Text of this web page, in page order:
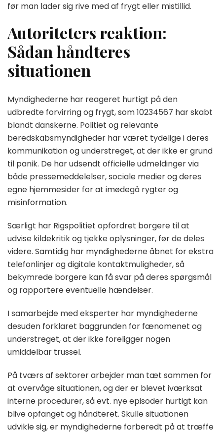
før man lader sig rive med af frygt eller mistillid.
Autoriteters reaktion:
Sådan håndteres
situationen
Myndighederne har reageret hurtigt på den
udbredte forvirring og frygt, som 10234567 har skabt
blandt danskerne. Politiet og relevante
beredskabsmyndigheder har været tydelige i deres
kommunikation og understreget, at der ikke er grund
til panik. De har udsendt officielle udmeldinger via
både pressemeddelelser, sociale medier og deres
egne hjemmesider for at imødegå rygter og
misinformation.
Særligt har Rigspolitiet opfordret borgere til at
udvise kildekritik og tjekke oplysninger, før de deles
videre. Samtidig har myndighederne åbnet for ekstra
telefonlinjer og digitale kontaktmuligheder, så
bekymrede borgere kan få svar på deres spørgsmål
og rapportere eventuelle hændelser.
I samarbejde med eksperter har myndighederne
desuden forklaret baggrunden for fænomenet og
understreget, at der ikke foreligger nogen
umiddelbar trussel.
På tværs af sektorer arbejder man tæt sammen for
at overvåge situationen, og der er blevet iværksat
interne procedurer, så evt. nye episoder hurtigt kan
blive opfanget og håndteret. Skulle situationen
udvikle sig, er myndighederne forberedt på at træffe